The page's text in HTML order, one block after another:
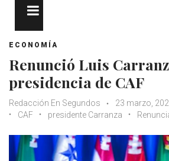
ECONOMÍA
Renunció Luis
presidencia de CAF
Redacción En Segundos 23 marzo,
CAF
presidente Carranza